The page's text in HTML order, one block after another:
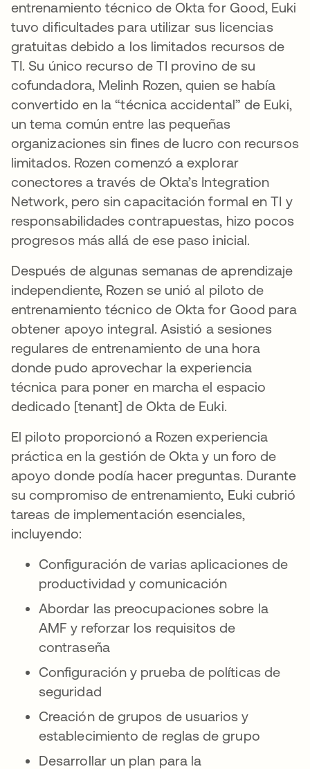
entrenamiento técnico de Okta for Good, Euki
tuvo dificultades para utilizar sus licencias
gratuitas debido a los limitados recursos de
TI. Su único recurso de TI provino de su
cofundadora, Melinh Rozen, quien se había
convertido en la “técnica accidental” de Euki,
un tema común entre las pequeñas
organizaciones sin fines de lucro con recursos
limitados. Rozen comenzó a explorar
conectores a través de Okta’s Integration
Network, pero sin capacitación formal en TI y
responsabilidades contrapuestas, hizo pocos
progresos más allá de ese paso inicial.
Después de algunas semanas de aprendizaje
independiente, Rozen se unió al piloto de
entrenamiento técnico de Okta for Good para
obtener apoyo integral. Asistió a sesiones
regulares de entrenamiento de una hora
donde pudo aprovechar la experiencia
técnica para poner en marcha el espacio
dedicado [tenant] de Okta de Euki.
El piloto proporcionó a Rozen experiencia
práctica en la gestión de Okta y un foro de
apoyo donde podía hacer preguntas. Durante
su compromiso de entrenamiento, Euki cubrió
tareas de implementación esenciales,
incluyendo:
Configuración de varias aplicaciones de
productividad y comunicación
Abordar las preocupaciones sobre la
AMF y reforzar los requisitos de
contraseña
Configuración y prueba de políticas de
seguridad
Creación de grupos de usuarios y
establecimiento de reglas de grupo
Desarrollar un plan para la